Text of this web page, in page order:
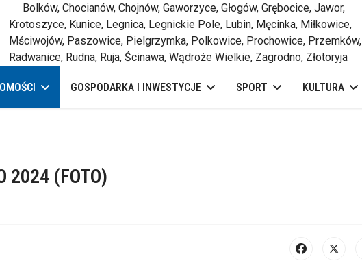
Bolków, Chocianów, Chojnów, Gaworzyce, Głogów, Grębocice, Jawor,
Krotoszyce, Kunice, Legnica, Legnickie Pole, Lubin, Męcinka, Miłkowice,
Mściwojów, Paszowice, Pielgrzymka, Polkowice, Prochowice, Przemków,
Radwanice, Rudna, Ruja, Ścinawa, Wądroże Wielkie, Zagrodno, Złotoryja
GOSPODARKA I INWESTYCJE SPORT KULTURA
2024 (FOTO)